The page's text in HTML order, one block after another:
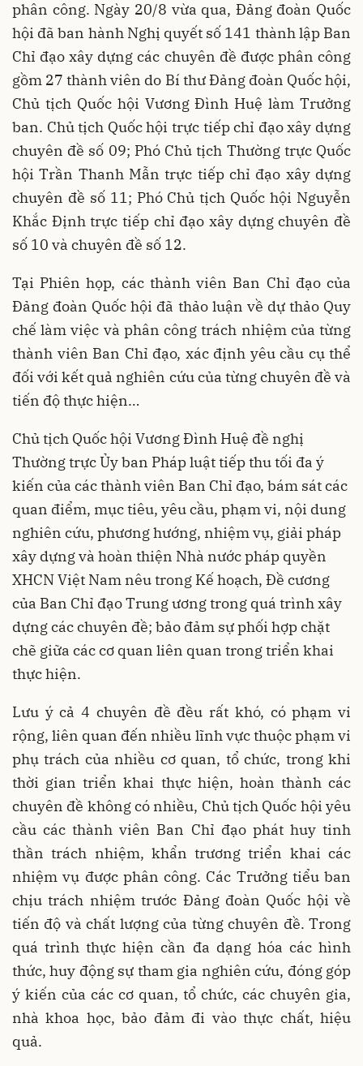
phân công. Ngày 20/8 vừa qua, Đảng đoàn Quốc
hội đã ban hành Nghị quyết số 141 thành lập Ban
Chỉ đạo xây dựng các chuyên đề được phân công
gồm 27 thành viên do Bí thư Đảng đoàn Quốc hội,
Chủ tịch Quốc hội Vương Đình Huệ làm Trưởng
ban. Chủ tịch Quốc hội trực tiếp chỉ đạo xây dựng
chuyên đề số 09; Phó Chủ tịch Thường trực Quốc
hội Trần Thanh Mẫn trực tiếp chỉ đạo xây dựng
chuyên đề số 11; Phó Chủ tịch Quốc hội Nguyễn
Khắc Định trực tiếp chỉ đạo xây dựng chuyên đề
số 10 và chuyên đề số 12.
Tại Phiên họp, các thành viên Ban Chỉ đạo của
Đảng đoàn Quốc hội đã thảo luận về dự thảo Quy
chế làm việc và phân công trách nhiệm của từng
thành viên Ban Chỉ đạo, xác định yêu cầu cụ thể
đối với kết quả nghiên cứu của từng chuyên đề và
tiến độ thực hiện…
Chủ tịch Quốc hội Vương Đình Huệ đề nghị
Thường trực Ủy ban Pháp luật tiếp thu tối đa ý
kiến của các thành viên Ban Chỉ đạo, bám sát các
quan điểm, mục tiêu, yêu cầu, phạm vi, nội dung
nghiên cứu, phương hướng, nhiệm vụ, giải pháp
xây dựng và hoàn thiện Nhà nước pháp quyền
XHCN Việt Nam nêu trong Kế hoạch, Đề cương
của Ban Chỉ đạo Trung ương trong quá trình xây
dựng các chuyên đề; bảo đảm sự phối hợp chặt
chẽ giữa các cơ quan liên quan trong triển khai
thực hiện.
Lưu ý cả 4 chuyên đề đều rất khó, có phạm vi
rộng, liên quan đến nhiều lĩnh vực thuộc phạm vi
phụ trách của nhiều cơ quan, tổ chức, trong khi
thời gian triển khai thực hiện, hoàn thành các
chuyên đề không có nhiều, Chủ tịch Quốc hội yêu
cầu các thành viên Ban Chỉ đạo phát huy tinh
thần trách nhiệm, khẩn trương triển khai các
nhiệm vụ được phân công. Các Trưởng tiểu ban
chịu trách nhiệm trước Đảng đoàn Quốc hội về
tiến độ và chất lượng của từng chuyên đề. Trong
quá trình thực hiện cần đa dạng hóa các hình
thức, huy động sự tham gia nghiên cứu, đóng góp
ý kiến của các cơ quan, tổ chức, các chuyên gia,
nhà khoa học, bảo đảm đi vào thực chất, hiệu
quả.